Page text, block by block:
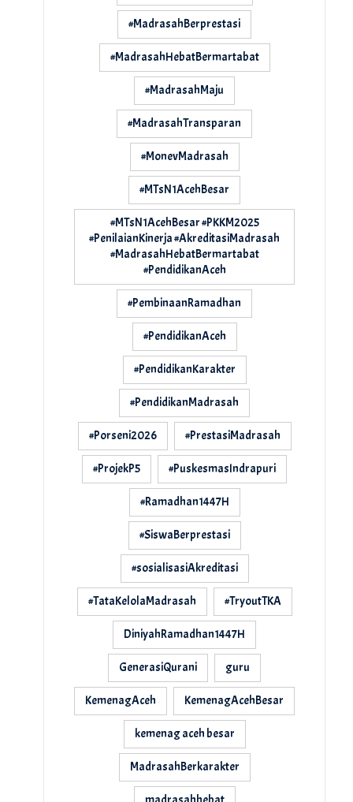
#MadrasahBerprestasi
#MadrasahHebatBermartabat
#MadrasahMaju
#MadrasahTransparan
#MonevMadrasah
#MTsN1AcehBesar
#MTsN1AcehBesar #PKKM2025
#PenilaianKinerja #AkreditasiMadrasah
#MadrasahHebatBermartabat
#PendidikanAceh
#PembinaanRamadhan
#PendidikanAceh
#PendidikanKarakter
#PendidikanMadrasah
#Porseni2026 #PrestasiMadrasah
#ProjekP5 #PuskesmasIndrapuri
#Ramadhan1447H
#SiswaBerprestasi
#sosialisasiAkreditasi
#TataKelolaMadrasah #TryoutTKA
DiniyahRamadhan1447H
GenerasiQurani guru
KemenagAceh KemenagAcehBesar
kemenag aceh besar
MadrasahBerkarakter